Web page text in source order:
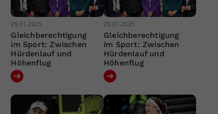
29.01.2025
Gleichberechtigung
im Sport: Zwischen
Hürdenlauf und
Höhenflug
29.01.2025
Gleichberechtigung
im Sport: Zwischen
Hürdenlauf und
Höhenflug